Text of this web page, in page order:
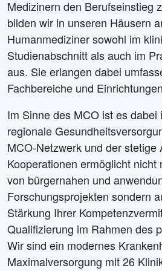
Medizinern den Berufseinstieg
bilden wir in unseren Häusern
Humanmediziner sowohl im
Studienabschnitt als auch im
aus. Sie erlangen dabei
Fachbereiche und
Im Sinne des MCO ist es
regionale
MCO-Netzwerk und der stetige
Kooperationen ermöglicht nicht
von bürgernahen und
Forschungsprojekten sondern
Stärkung Ihrer
Qualifizierung im Rahmen des
Wir sind ein modernes
Maximalversorgung mit 26